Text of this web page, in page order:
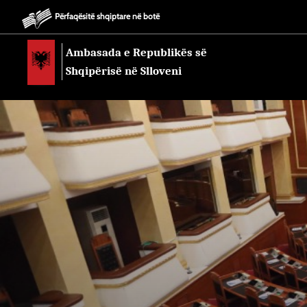
Përfaqësitë shqiptare në botë
Ambasada e Republikës së
Shqipërisë në Slloveni